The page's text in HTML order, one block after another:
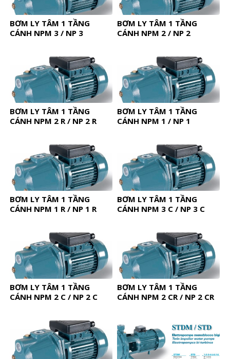
BƠM LY TÂM 1 TẦNG
CÁNH NPM 3 / NP 3
BƠM LY TÂM 1 TẦNG
CÁNH NPM 2 / NP 2
BƠM LY TÂM 1 TẦNG
CÁNH NPM 2 R / NP 2 R
BƠM LY TÂM 1 TẦNG
CÁNH NPM 1 / NP 1
BƠM LY TÂM 1 TẦNG
CÁNH NPM 1 R / NP 1 R
BƠM LY TÂM 1 TẦNG
CÁNH NPM 3 C / NP 3 C
BƠM LY TÂM 1 TẦNG
CÁNH NPM 2 C / NP 2 C
BƠM LY TÂM 1 TẦNG
CÁNH NPM 2 CR / NP 2 CR